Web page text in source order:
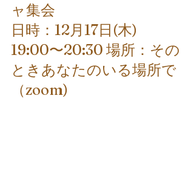
ャ集会
日時：12月17日(木)
19:00〜20:30 場所：その
ときあなたのいる場所で
（zoom)